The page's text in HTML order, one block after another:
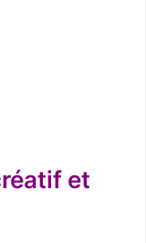
et